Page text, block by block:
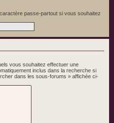
passe-partout si vous souhaitez
vous souhaitez effectuer une
inclus dans la recherche si
dans les sous-forums » affichée ci-